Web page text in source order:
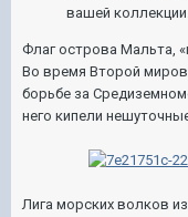
вашей коллекции.
Флаг острова Мальта,
Во время Второй
борьбе за
него кипели
Лига морских волков